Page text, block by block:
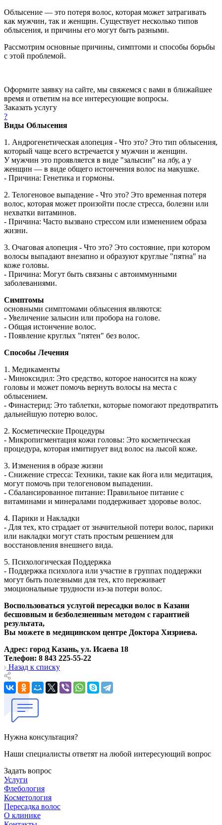
Облысение — это потеря волос, которая может затрагивать
как мужчин, так и женщин. Существует несколько типов
облысения, и причины его могут быть разными.
Рассмотрим основные причины, симптоми и способы борьбы
с этой проблемой.
Оформите заявку на сайте, мы свяжемся с вами в ближайшее
время и ответим на все интересующие вопросы.
Заказать услугу
?
Виды Облысения
1. Андрогенетическая алопеция - Что это? Это тип облысения,
который чаще всего встречается у мужчин и женщин.
У мужчин это проявляется в виде "залысин" на лбу, а у
женщин — в виде общего истончения волос на макушке.
- Причина: Генетика и гормоны.
2. Телогеновое выпадение - Что это? Это временная потеря
волос, которая может произойти после стресса, болезни или
нехватки витаминов.
- Причина: Часто вызвано стрессом или изменением образа
жизни.
3. Очаговая алопеция - Что это? Это состояние, при котором
волосы выпадают внезапно и образуют круглые "пятна" на
коже головы.
- Причина: Могут быть связаны с автоиммунными
заболеваниями.
Симптомы
основными симптомами облысения являются:
- Увеличение залысин или пробора на голове.
- Общая истончение волос.
- Появление круглых "пятен" без волос.
Способы Лечения
1. Медикаменты
- Миноксидил: Это средство, которое наносится на кожу
головы и может помочь вернуть волосы на места с
облысением.
- Финастерид: Это таблетки, которые помогают предотвратить
дальнейшую потерю волос.
2. Косметические Процедуры
- Микропигментация кожи головы: Это косметическая
процедура, которая имитирует вид волос на лысой коже.
3. Изменения в образе жизни
- Снижение стресса: Техники, такие как йога или медитация,
могут помочь при телогеновом выпадении.
- Сбалансированное питание: Правильное питание с
витаминами и минералами поддерживает здоровье волос.
4. Парики и Накладки
- Для тех, кто страдает от значительной потери волос, парики
или накладки могут стать простым решением для
восстановления внешнего вида.
5. Психологическая Поддержка
- Поддержка психолога или участие в группах поддержки
могут быть полезными для тех, кто переживает
эмоциональные трудности из-за потери волос.
Воспользоваться услугой пересадки волос в Казани
бесшовным и безболезненным методом с гарантией
результата,
Вы можете в медицинском центре Доктора Хизриева.
Адрес: город Казань, ул. Исаева 18
Телефон: 8 843 225-55-22
Назад к списку
Нужна консультация?
Наши специалисты ответят на любой интересующий вопрос
Задать вопрос
Услуги
Флебология
Косметология
Пересадка волос
О клинике